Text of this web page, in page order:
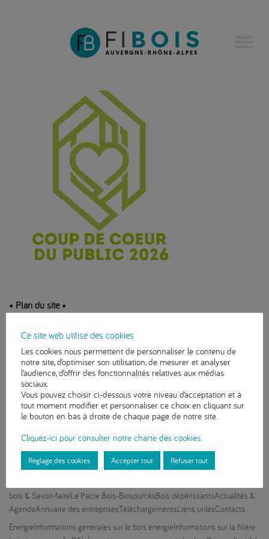
Plan du site
connaîtreAdhérerMention Bois, le mag !
Agenda Annuaire des entreprisesTéléchargementsLiens utilesEspace
PresseContacts
ForêtLes chiffres clés de la forêt en AuRA
AURAService Pro ETFFocus Sapin d’Auvergne-Rhône-AlpesTransport de
bois rondsLa plateforme « Forêt en Règle »Les pépinières
Annuaire des
entreprisesTéléchargementsLiens utilesContacts
Construction
Les chiffres clés de la construction bois en AuRA
la construction boisPanorama des réalisations boisPrix régional de la
bois & Savoir-faireLe Pacte Bois-BiosourcésBois dépérissantsActualités &
AgendaAnnuaire des entreprisesTéléchargementsLiens utilesContacts
ÉnergieInformations générales sur le bois énergieInformations sur la filière
Ce site web utilise des cookies
Les cookies nous permettent de personnaliser le contenu de
notre site, d’optimiser son utilisation, de mesurer et analyser
l’audience, d’offrir des fonctionnalités relatives aux médias
sociaux.
Vous pouvez choisir ci-dessous votre niveau d’acceptation et à
tout moment modifier et personnaliser ce choix en cliquant sur
le bouton en bas à droite de chaque page de notre site.
Cliquez-ici pour consulter notre charte des cookies.
Réglage des cookies Accepter tout Refuser tout